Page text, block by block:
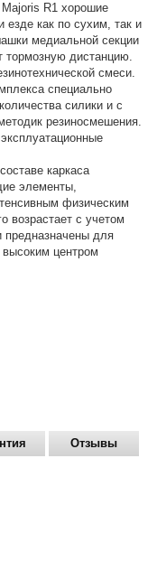
R1 хорошие
езде как по сухим, так и
медиальной секции
дистанцию.
смеси.
специально
силики и с
резиносмешения.
каркаса
элементы,
физическим
возрастает с учетом
предназначены для
центром
Отзывы